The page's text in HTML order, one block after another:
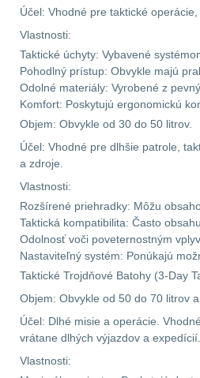
Účel: Vhodné pre taktické
Vlastnosti:
Taktické úchyty: Vybavené
Pohodlný prístup: Obvykle majú
Odolné materiály: Vyrobené z
Komfort: Poskytujú ergonomickú
Objem: Obvykle od 30 do 50 litrov.
Účel: Vhodné pre dlhšie patrole,
a zdroje.
Vlastnosti:
Rozšírené priehradky: Môžu
Taktická kompatibilita: Často
Odolnosť voči poveternostným
Nastaviteľný systém: Ponúkajú
Taktické Trojdňové Batohy (3-Day
Objem: Obvykle od 50 do 70 litrov a
Účel: Dlhé misie a operácie.
vrátane dlhých výjazdov a expedícií.
Vlastnosti: